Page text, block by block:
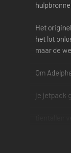
Het
het lot
maar de
Om
je jetpack